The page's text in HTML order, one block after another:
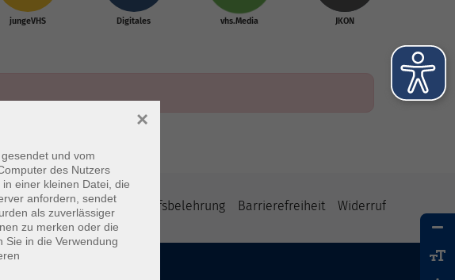
jungeVHS Digitales vhs.Media JKON
AGB Widerrufsbelehrung Barrierefreiheit Widerruf
und vom
des Nutzers
einer kleinen Datei, die
anfordern, sendet
als zuverlässiger
zu merken oder die
Sie in die Verwendung
×